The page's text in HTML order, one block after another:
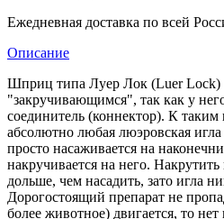
Ежедневная доставка по всей
Описание
Шприц типа Луер Лок (Luer Lock)
"закручивающимся", так как у
соединитель (коннектор). К
абсолютно любая люэровская
просто насаживается на
накручивается на него.
дольше, чем насадить, зато игла
Дорогостоящий препарат не
более животное) двигается, то